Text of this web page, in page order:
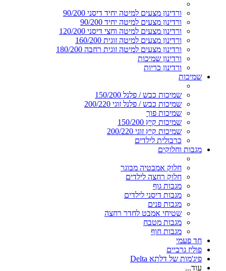
ורדינון מצעים למיטה יחיד דיסני 90/200
ורדינון מצעים למיטה יחיד 90/200
ורדינון מצעים למיטה וחצי דיסני 120/200
ורדינון מצעים למיטה זוגית 160/200
ורדינון מצעים למיטה זוגית רחבה 180/200
ורדינון שמיכות
ורדינון כריות
שמיכות
שמיכות כבש / פלנל 150/200
שמיכות כבש / פלנל זוגי 200/220
שמיכות פוך
שמיכות קיץ 150/200
שמיכות קיץ זוגי 200/220
כרבולית לילדים
מגבות וחלוקים
חלוק אמבטיה מבוגר
חלוק רחצה לילדים
מגבות גוף
מגבות דיסני לילדים
מגבות פנים
שטיחי אמבט לחדר רחצה
מגבות מטבח
מגבות חוף
חד פעמי
פוליז גרביים
פיג'מות של דלתא Delta
עוד...